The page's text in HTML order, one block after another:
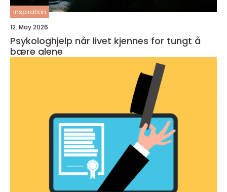
inspiration
12. May 2026
Psykologhjelp når livet kjennes for tungt å
bære alene